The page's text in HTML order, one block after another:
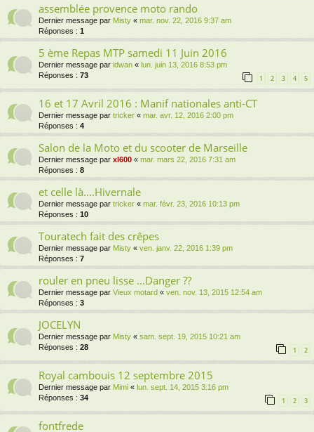
assemblée provence moto rando
Dernier message par Misty « mar. nov. 22, 2016 9:37 am
Réponses : 1
5 ème Repas MTP samedi 11 Juin 2016
Dernier message par idwan « lun. juin 13, 2016 8:53 pm
Réponses : 73 1 2 3 4 5
16 et 17 Avril 2016 : Manif nationales anti-CT
Dernier message par tricker « mar. avr. 12, 2016 2:00 pm
Réponses : 4
Salon de la Moto et du scooter de Marseille
Dernier message par xl600 « mar. mars 22, 2016 7:31 am
Réponses : 8
et celle là....Hivernale
Dernier message par tricker « mar. févr. 23, 2016 10:13 pm
Réponses : 10
Touratech fait des crêpes
Dernier message par Misty « ven. janv. 22, 2016 1:39 pm
Réponses : 7
rouler en pneu lisse ...Danger ??
Dernier message par Vieux motard « ven. nov. 13, 2015 12:54 am
Réponses : 3
JOCELYN
Dernier message par Misty « sam. sept. 19, 2015 10:21 am
Réponses : 28 1 2
Royal cambouis 12 septembre 2015
Dernier message par Mimi « lun. sept. 14, 2015 3:16 pm
Réponses : 34 1 2 3
fontfrede